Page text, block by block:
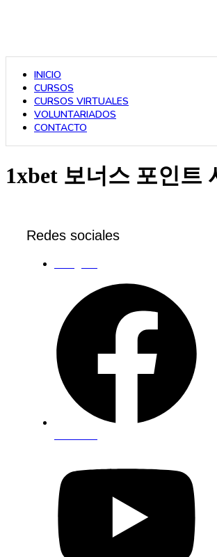
INICIO
CURSOS
CURSOS VIRTUALES
VOLUNTARIADOS
CONTACTO
1xbet 보너스 포인트
Redes sociales